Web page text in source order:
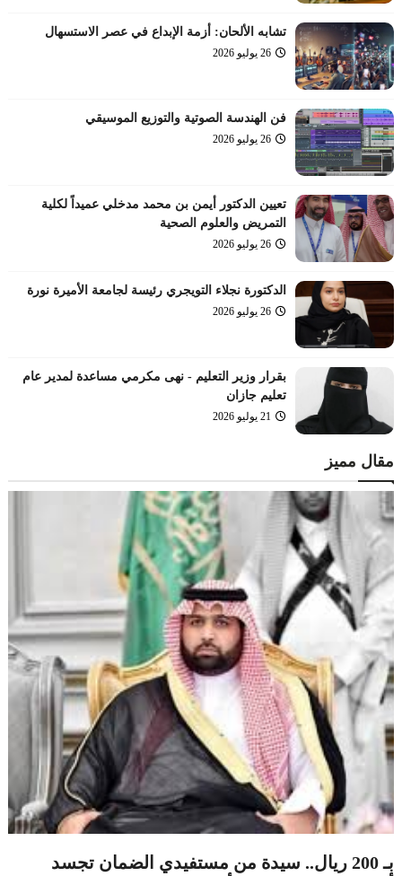
تشابه الألحان: أزمة الإبداع في عصر الاستسهال
26 يوليو 2026
فن الهندسة الصوتية والتوزيع الموسيقي
26 يوليو 2026
تعيين الدكتور أيمن بن محمد مدخلي عميداً لكلية
التمريض والعلوم الصحية
26 يوليو 2026
الدكتورة نجلاء التويجري رئيسة لجامعة الأميرة نورة
26 يوليو 2026
بقرار وزير التعليم - نهى مكرمي مساعدة لمدير عام
تعليم جازان
21 يوليو 2026
مقال مميز
بـ 200 ريال.. سيدة من مستفيدي الضمان تجسد